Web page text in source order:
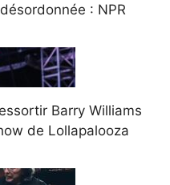
: NPR
Barry Williams
de Lollapalooza